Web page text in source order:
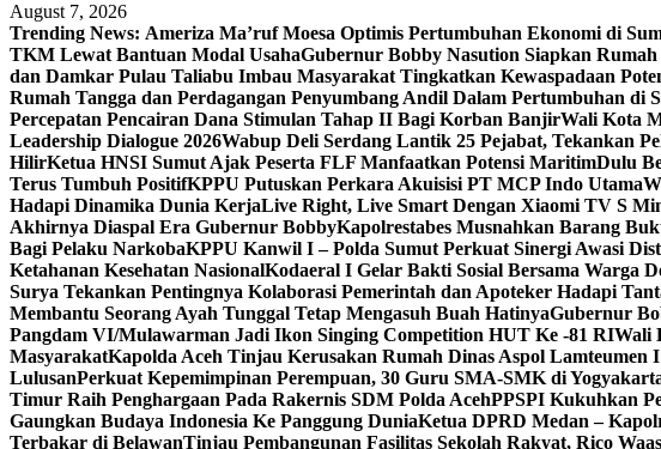
August 7, 2026
Trending News: Ameriza Ma’ruf Moesa‎ Optimis Pertumbuhan Ekonomi di
TKM Lewat Bantuan Modal UsahaGubernur Bobby Nasution Siapkan
dan Damkar Pulau Taliabu Imbau Masyarakat Tingkatkan Kewaspadaan
Rumah Tangga dan Perdagangan Penyumbang Andil Dalam Pertumbuhan di
Percepatan Pencairan Dana Stimulan Tahap II Bagi Korban BanjirWali Kota
Leadership Dialogue 2026Wabup Deli Serdang Lantik 25 Pejabat, Tekankan
HilirKetua HNSI Sumut Ajak Peserta FLF Manfaatkan Potensi MaritimDulu
Terus Tumbuh PositifKPPU Putuskan Perkara Akuisisi PT MCP Indo Utama
Hadapi Dinamika Dunia KerjaLive Right, Live Smart Dengan Xiaomi TV S
Akhirnya Diaspal Era Gubernur BobbyKapolrestabes Musnahkan Barang
Bagi Pelaku NarkobaKPPU Kanwil I – Polda Sumut Perkuat Sinergi Awasi
Ketahanan Kesehatan NasionalKodaeral I Gelar Bakti Sosial Bersama Warga
Surya Tekankan Pentingnya Kolaborasi Pemerintah dan Apoteker Hadapi
Membantu Seorang Ayah Tunggal Tetap Mengasuh Buah HatinyaGubernur
Pangdam VI/Mulawarman Jadi Ikon Singing Competition HUT Ke -81 RIWali
MasyarakatKapolda Aceh Tinjau Kerusakan Rumah Dinas Aspol
LulusanPerkuat Kepemimpinan Perempuan, 30 Guru SMA-SMK di
Timur Raih Penghargaan Pada Rakernis SDM Polda AcehPPSPI Kukuhkan
Gaungkan Budaya Indonesia Ke Panggung DuniaKetua DPRD Medan –
Terbakar di BelawanTinjau Pembangunan Fasilitas Sekolah Rakyat, Rico